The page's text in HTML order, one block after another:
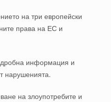
на три европейски
права на ЕС и
информация и
нарушенията.
на злоупотребите и